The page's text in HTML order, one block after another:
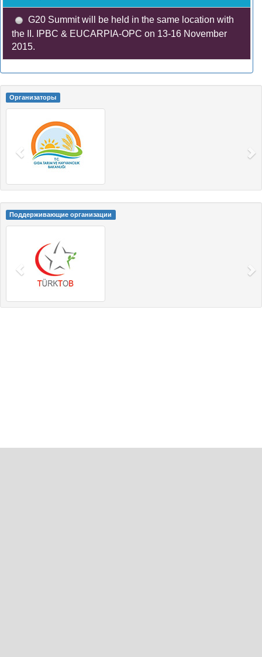
G20 Summit will be held in the same location with
the II. IPBC & EUCARPIA-OPC on 13-16 November
2015.
Oрганизаторы
Поддерживающие организации